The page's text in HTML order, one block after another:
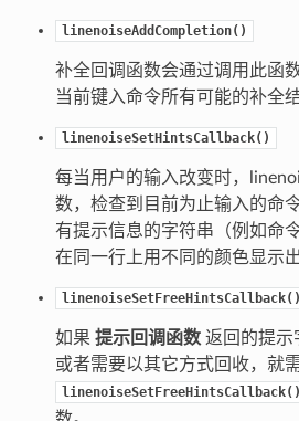
linenoiseAddCompletion()
补全回调函数会通过调用此函
当前键入命令所有可能的补全结
linenoiseSetHintsCallback()
每当用户的输入改变时，
数，检查到目前为止输入的命
有提示信息的字符串（例如命
在同一行上用不同的颜色显示
linenoiseSetFreeHintsCallback()
如果 提示回调函数返回的提示
或者需要以其它方式回收，就
linenoiseSetFreeHintsCallback()